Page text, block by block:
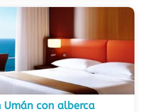
Umán con alberca